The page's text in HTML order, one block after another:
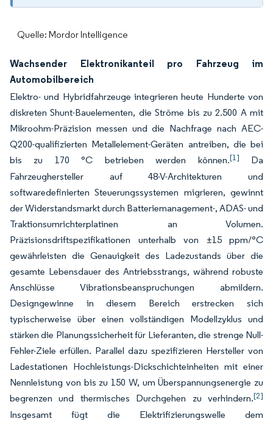
Quelle: Mordor Intelligence
Wachsender Elektronikanteil pro Fahrzeug im
Automobilbereich
Elektro- und Hybridfahrzeuge integrieren heute Hunderte von
diskreten Shunt-Bauelementen, die Ströme bis zu 2.500 A mit
Mikroohm-Präzision messen und die Nachfrage nach AEC-
Q200-qualifizierten Metallelement-Geräten antreiben, die bei
bis zu 170 °C betrieben werden können.[1] Da
Fahrzeughersteller auf 48-V-Architekturen und
softwaredefinierten Steuerungssystemen migrieren, gewinnt
der Widerstandsmarkt durch Batteriemanagement-, ADAS- und
Traktionsumrichterplatinen an Volumen.
Präzisionsdriftspezifikationen unterhalb von ±15 ppm/°C
gewährleisten die Genauigkeit des Ladezustands über die
gesamte Lebensdauer des Antriebsstrangs, während robuste
Anschlüsse Vibrationsbeanspruchungen abmildern.
Designgewinne in diesem Bereich erstrecken sich
typischerweise über einen vollständigen Modellzyklus und
stärken die Planungssicherheit für Lieferanten, die strenge Null-
Fehler-Ziele erfüllen. Parallel dazu spezifizieren Hersteller von
Ladestationen Hochleistungs-Dickschichteinheiten mit einer
Nennleistung von bis zu 150 W, um Überspannungsenergie zu
begrenzen und thermisches Durchgehen zu verhindern.[2]
Insgesamt fügt die Elektrifizierungswelle dem